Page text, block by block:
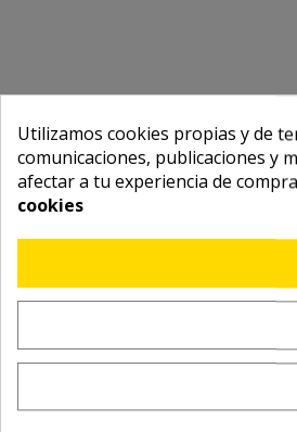
Utilizamos cookies propias y de
comunicaciones, publicaciones y
afectar a tu experiencia de
cookies